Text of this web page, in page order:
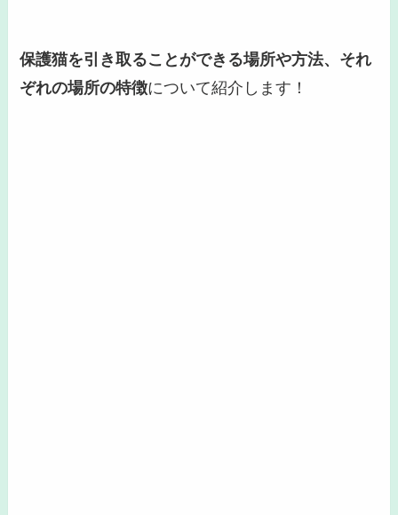
保護猫を引き取ることができる場所や方法、それ
ぞれの場所の特徴について紹介します！